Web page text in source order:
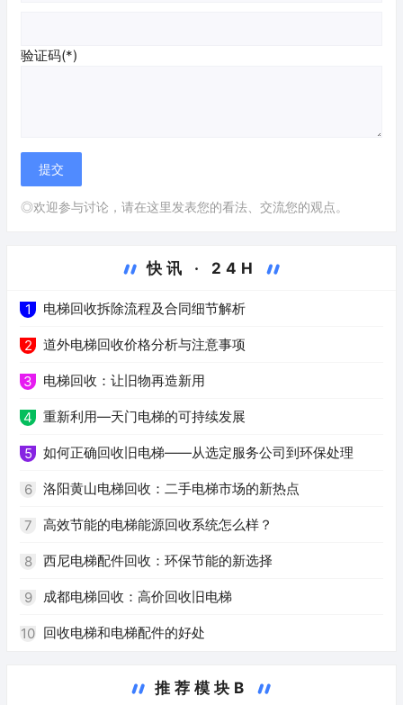
验证码(*)
◎欢迎参与讨论，请在这里发表您的看法、交流您的观点。
快讯 · 24H
1 电梯回收拆除流程及合同细节解析
2 道外电梯回收价格分析与注意事项
3 电梯回收：让旧物再造新用
4 重新利用—天门电梯的可持续发展
5 如何正确回收旧电梯——从选定服务公司到环保处理
6 洛阳黄山电梯回收：二手电梯市场的新热点
7 高效节能的电梯能源回收系统怎么样？
8 西尼电梯配件回收：环保节能的新选择
9 成都电梯回收：高价回收旧电梯
10 回收电梯和电梯配件的好处
推荐模块B